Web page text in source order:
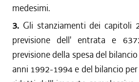
medesimi.
3. Gli stanziamenti dei capitoli
previsione dell' entrata e
previsione della spesa del
anni 1992-1994 e del bilancio